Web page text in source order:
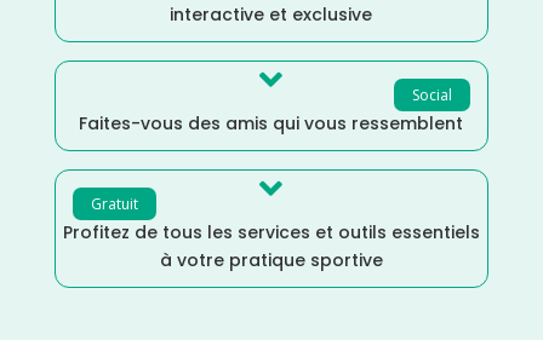
interactive et exclusive
Social

Faites-vous des amis qui vous ressemblent
Gratuit 
Profitez de tous les services et outils essentiels
à votre pratique sportive